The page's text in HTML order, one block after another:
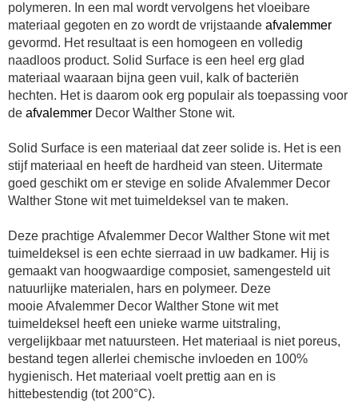
polymeren. In een mal wordt vervolgens het vloeibare
materiaal gegoten en zo wordt de vrijstaande afvalemmer
gevormd. Het resultaat is een homogeen en volledig
naadloos product. Solid Surface is een heel erg glad
materiaal waaraan bijna geen vuil, kalk of bacteriën
hechten. Het is daarom ook erg populair als toepassing voor
de afvalemmer Decor Walther Stone wit.
Solid Surface is een materiaal dat zeer solide is. Het is een
stijf materiaal en heeft de hardheid van steen. Uitermate
goed geschikt om er stevige en solide Afvalemmer Decor
Walther Stone wit met tuimeldeksel van te maken.
Deze prachtige Afvalemmer Decor Walther Stone wit met
tuimeldeksel is een echte sierraad in uw badkamer. Hij is
gemaakt van hoogwaardige composiet, samengesteld uit
natuurlijke materialen, hars en polymeer. Deze
mooie Afvalemmer Decor Walther Stone wit met
tuimeldeksel heeft een unieke warme uitstraling,
vergelijkbaar met natuursteen. Het materiaal is niet poreus,
bestand tegen allerlei chemische invloeden en 100%
hygienisch. Het materiaal voelt prettig aan en is
hittebestendig (tot 200°C).